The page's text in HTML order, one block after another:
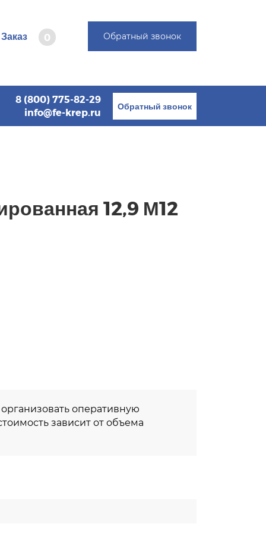
Заказ 0 Обратный звонок
8 (800) 775-82-29
info@fe-krep.ru
Обратный звонок
12,9 М12
оперативную
зависит от объема